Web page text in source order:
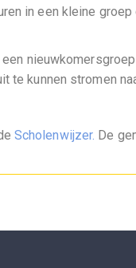
in een kleine
te kunnen stromen
Scholenwijzer. De